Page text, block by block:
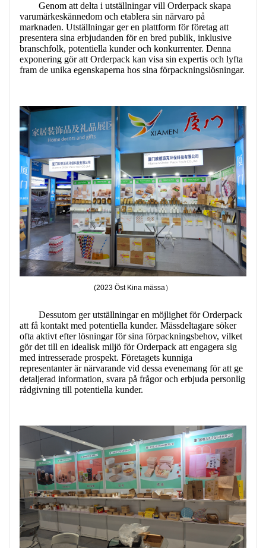
Genom att delta i utställningar vill Orderpack skapa
varumärkeskännedom och etablera sin närvaro på
marknaden. Utställningar ger en plattform för företag att
presentera sina erbjudanden för en bred publik, inklusive
branschfolk, potentiella kunder och konkurrenter. Denna
exponering gör att Orderpack kan visa sin expertis och lyfta
fram de unika egenskaperna hos sina förpackningslösningar.
(2023 Öst Kina mässa）
Dessutom ger utställningar en möjlighet för Orderpack
att få kontakt med potentiella kunder. Mässdeltagare söker
ofta aktivt efter lösningar för sina förpackningsbehov, vilket
gör det till en idealisk miljö för Orderpack att engagera sig
med intresserade prospekt. Företagets kunniga
representanter är närvarande vid dessa evenemang för att ge
detaljerad information, svara på frågor och erbjuda personlig
rådgivning till potentiella kunder.